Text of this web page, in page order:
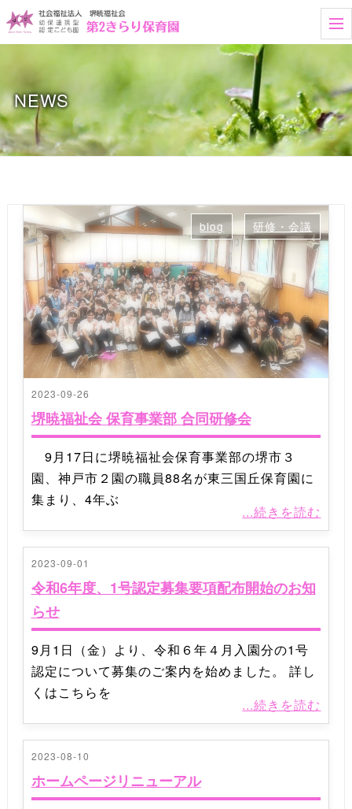
t
o
e
n
a
v
g
a
NEWS
2023-09-26
堺暁福祉会 保育事業部 合同研修会
blog 研修・会議
9月17日に堺暁福祉会保育事業部の堺市３
園、神戸市２園の職員88名が東三国丘保育園に
集まり、4年ぶ
...続きを読む
2023-09-01
令和6年度、1号認定募集要項配布開始のお知
らせ
9月1日（金）より、令和６年４月入園分の1号
認定について募集のご案内を始めました。 詳し
くはこちらを
...続きを読む
2023-08-10
ホームページリニューアル